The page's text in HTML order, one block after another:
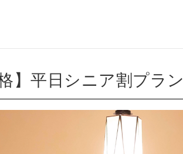
】平日シニア割プラン